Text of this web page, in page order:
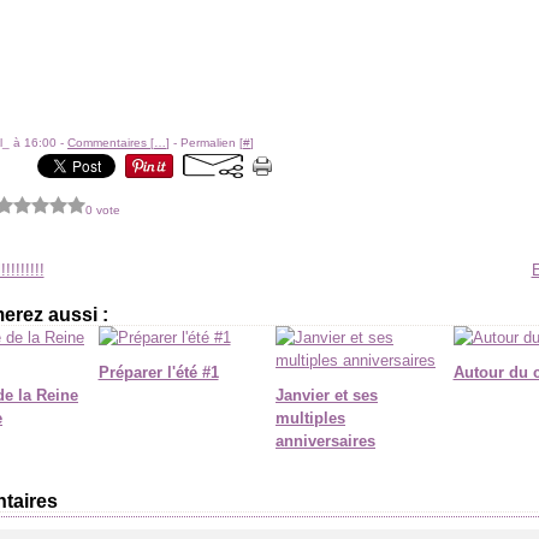
à 16:00 - Commentaires [ ] - Permalien [#]
0 vote
aussi :
la Reine
Préparer l'été #1
Janvier et ses
multiples
anniversaires
Autour du